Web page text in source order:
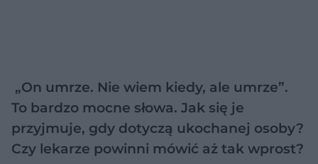
„On umrze. Nie wiem kiedy, ale umrze”.
To bardzo mocne słowa. Jak się je
przyjmuje, gdy dotyczą ukochanej osoby?
Czy lekarze powinni mówić aż tak wprost?